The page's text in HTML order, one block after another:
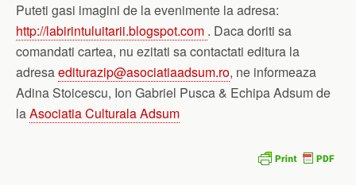
Puteti gasi imagini de la evenimente la adresa:
http://labirintuluitarii.blogspot.com . Daca doriti sa
comandati cartea, nu ezitati sa contactati editura la
adresaediturazip@asociatiaadsum.ro, ne informeaza
Adina Stoicescu, Ion Gabriel Pusca & Echipa Adsum de
laAsociatia Culturala Adsum